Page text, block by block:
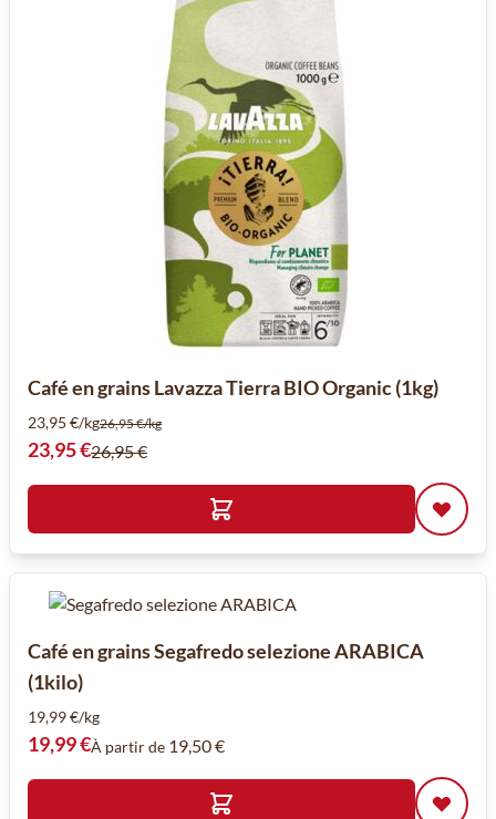
Café en grains Lavazza Tierra BIO Organic (1kg)
23,95 €/kg26,95 €/kg
Prix spécial
23,95 €26,95 €
Café en grains Segafredo selezione ARABICA
(1kilo)
19,99 €/kg
19,99 €À partir de 19,50 €